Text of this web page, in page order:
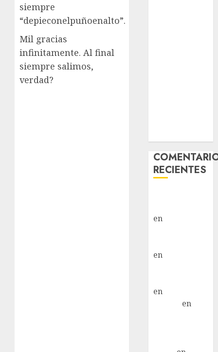
siempre
“depieconelpuñoenalto”.
Mil gracias
infinitamente. Al final
siempre salimos,
verdad?
RECIENTES
en
en
en
en